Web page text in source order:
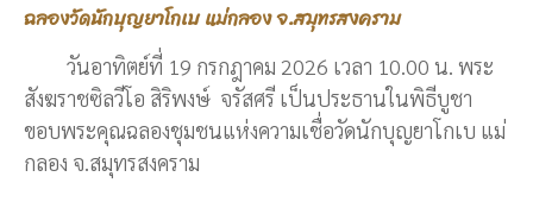
ฉลองวัดนักบุญยาโกเบ แม่กลอง จ.สมุทรสงคราม
วันอาทิตย์ที่ 19 กรกฎาคม 2026 เวลา 10.00 น. พระ
สังฆราชซิลวีโอ สิริพงษ์ จรัสศรี เป็นประธานในพิธีบูชา
ขอบพระคุณฉลองชุมชนแห่งความเชื่อวัดนักบุญยาโกเบ แม่
กลอง จ.สมุทรสงคราม